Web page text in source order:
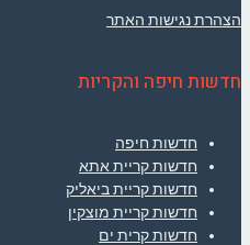
הצהרת נגישות האתר
חדשות חיפה והקריות
חדשות חיפה
חדשות קריית אתא
חדשות קריית ביאליק
חדשות קריית מוצקין
חדשות קרית ים